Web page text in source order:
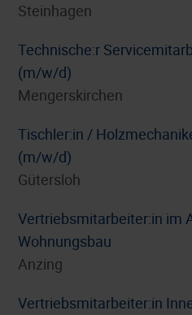
Steinhagen
Technische:r
(m/w/d)
Mengerskirchen
Tischler:in /
(m/w/d)
Gütersloh
Vertriebsmitarbeiter:in im
Wohnungsbau
Anzing
Vertriebsmitarbeiter:in